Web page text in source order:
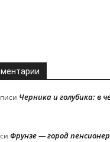
Черника и голубика: в
Фрунзе — город